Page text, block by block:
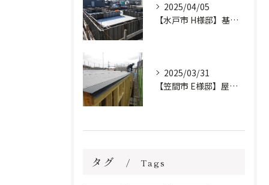
2025/04/05
【水戸市 H様邸】基礎工事進行中です。
2025/03/31
【笠間市 E様邸】屋根防水下地施工しました。
タグ Tags